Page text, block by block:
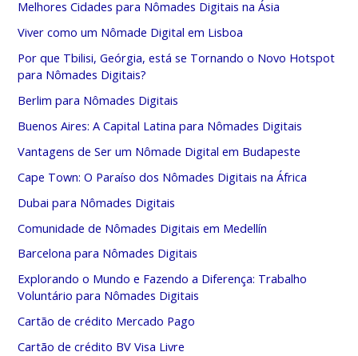
Melhores Cidades para Nômades Digitais na Ásia
Viver como um Nômade Digital em Lisboa
Por que Tbilisi, Geórgia, está se Tornando o Novo Hotspot
para Nômades Digitais?
Berlim para Nômades Digitais
Buenos Aires: A Capital Latina para Nômades Digitais
Vantagens de Ser um Nômade Digital em Budapeste
Cape Town: O Paraíso dos Nômades Digitais na África
Dubai para Nômades Digitais
Comunidade de Nômades Digitais em Medellín
Barcelona para Nômades Digitais
Explorando o Mundo e Fazendo a Diferença: Trabalho
Voluntário para Nômades Digitais
Cartão de crédito Mercado Pago
Cartão de crédito BV Visa Livre